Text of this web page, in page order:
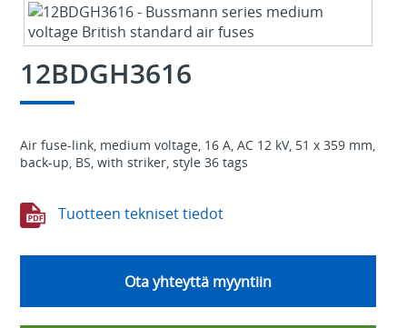
12BDGH3616
Air fuse-link, medium voltage, 16 A, AC 12 kV, 51 x 359 mm,
back-up, BS, with striker, style 36 tags
Tuotteen tekniset tiedot
Ota yhteyttä myyntiin